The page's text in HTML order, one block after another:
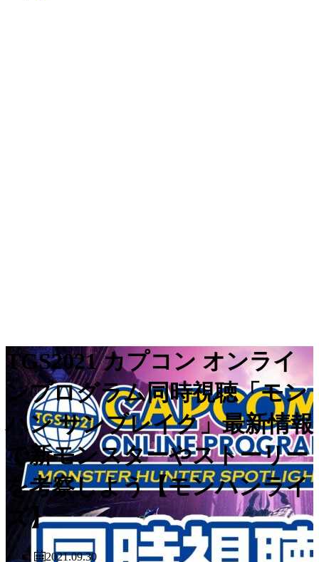
TGS2021 カプコン オンライ
ンプログラム同時視聴「モン
ハン サンブレイク」最新情報
で新モンスターやストーリー
を考察しよう【モンハンライ
ズ】
2021.09.30